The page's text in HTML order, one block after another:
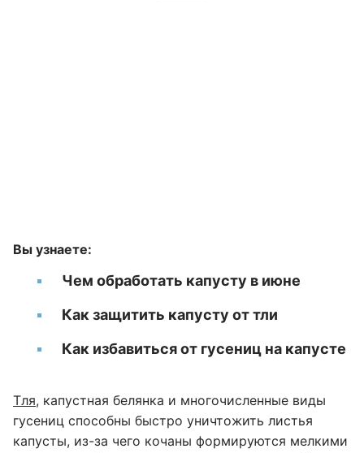
Вы узнаете:
Чем обработать капусту в июне
Как защитить капусту от тли
Как избавиться от гусениц на капусте
Тля, капустная белянка и многочисленные виды
гусениц способны быстро уничтожить листья
капусты, из-за чего кочаны формируются мелкими